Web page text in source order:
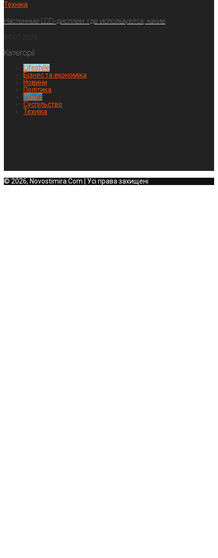
Техніка
Настенные LCD-дисплеи: где используются, какие
Категорії
Lifestyle
Бізнес та економіка
Новини
Політика
Спорт
Суспільство
Техніка
© 2026, Novostimira.Com | Усі права захищені